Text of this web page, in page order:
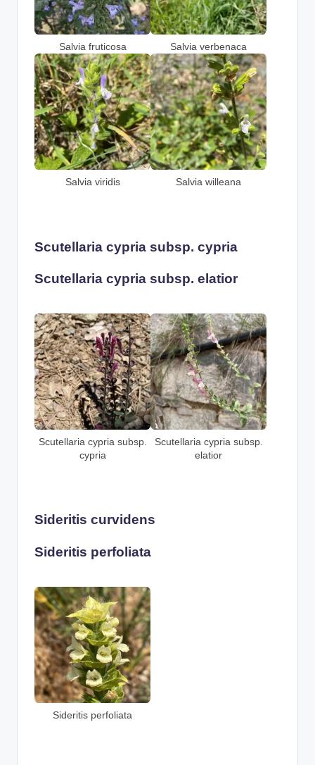
Salvia fruticosa Salvia verbenaca
Salvia viridis Salvia willeana
Scutellaria cypria subsp. cypria
Scutellaria cypria subsp. elatior
Scutellaria cypria subsp.
cypria
Scutellaria cypria subsp.
elatior
Sideritis curvidens
Sideritis perfoliata
Sideritis perfoliata